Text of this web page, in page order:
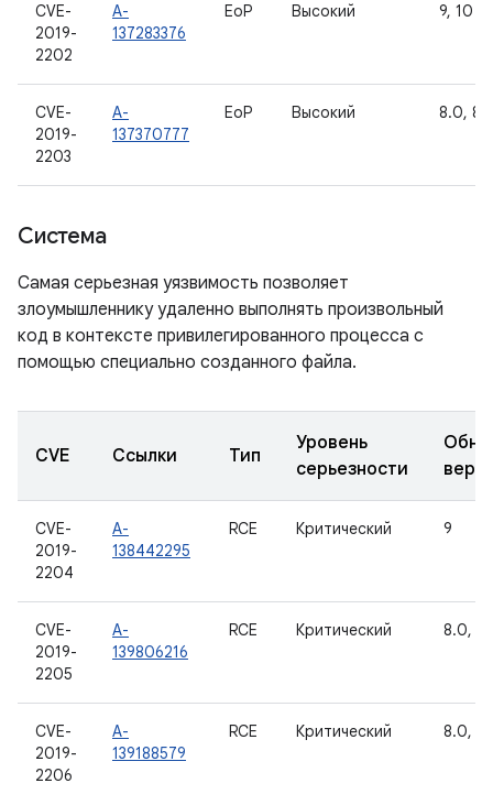
CVE-
2019-
2202
A-
137283376
EoP Высокий 9, 10
CVE-
2019-
2203
A-
137370777
EoP Высокий 8.0,
Система
Самая серьезная уязвимость позволяет
злоумышленнику удаленно выполнять произвольный
код в контексте привилегированного процесса с
помощью специально созданного файла.
CVE Ссылки Тип
Уровень
серьезности
CVE-
2019-
2204
A-
138442295
RCE Критический 9
CVE-
2019-
2205
A-
139806216
RCE Критический 8.0,
CVE-
2019-
2206
A-
139188579
RCE Критический 8.0,